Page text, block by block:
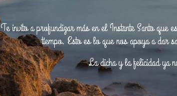
Te invito a profundizar más en el Instante Santo que
tiempo. Esto es lo que nos apoya a dar
La dicha y la felicidad ya